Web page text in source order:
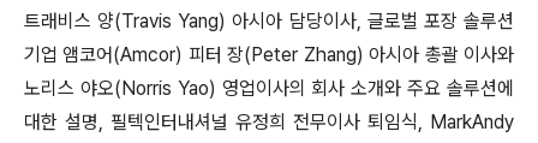
트래비스 양(Travis Yang) 아시아 담당이사, 글로벌 포장 솔루션
기업 앰코어(Amcor) 피터 장(Peter Zhang) 아시아 총괄 이사와
노리스 야오(Norris Yao) 영업이사의 회사 소개와 주요 솔루션에
대한 설명, 필텍인터내셔널 유정희 전무이사 퇴임식, MarkAndy